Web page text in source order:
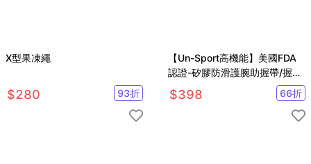
X型果凍繩
$280 93折
【Un-Sport高機能】美國FDA
認證-矽膠防滑護腕助握帶/握力
帶/舉重腕帶
$398 66折